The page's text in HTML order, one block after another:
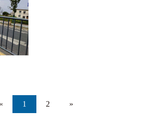
« 1 2 »